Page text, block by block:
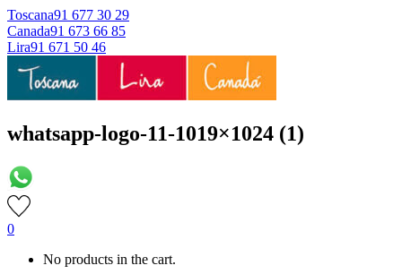
Toscana91 677 30 29
Canada91 673 66 85
Lira91 671 50 46
whatsapp-logo-11-1019×1024 (1)
0
No products in the cart.